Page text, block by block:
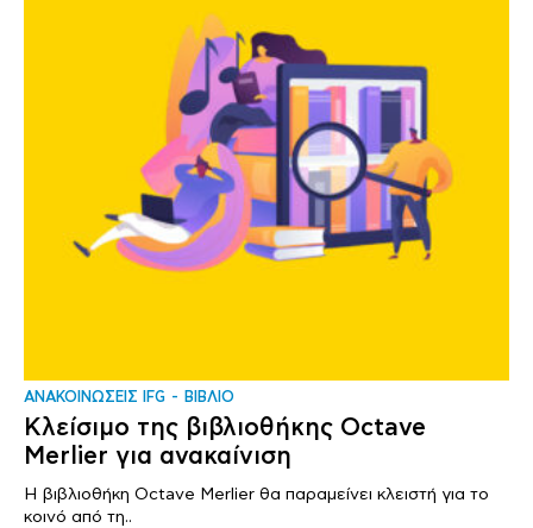
ΑΝΑΚΟΙΝΩΣΕΙΣ IFG ΒΙΒΛΙΟ
Κλείσιμο της βιβλιοθήκης Octave
Merlier για ανακαίνιση
Η βιβλιοθήκη Octave Merlier θα παραμείνει κλειστή για το
κοινό από τη..